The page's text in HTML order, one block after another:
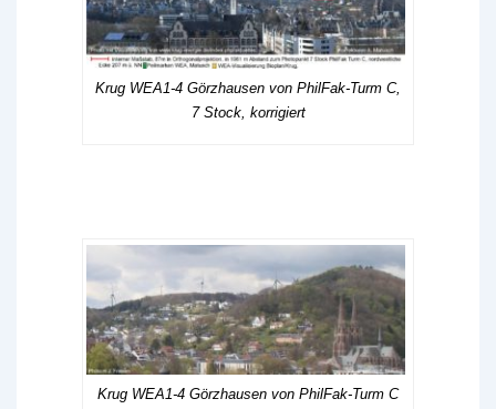
Krug WEA1-4 Görzhausen von PhilFak-Turm C,
7 Stock, korrigiert
Krug WEA1-4 Görzhausen von PhilFak-Turm C